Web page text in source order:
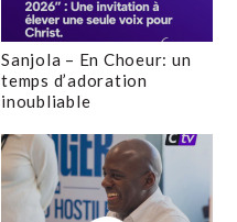
Sanjola – En Choeur: un
temps d’adoration
inoubliable